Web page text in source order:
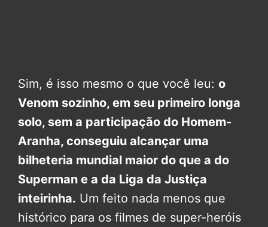
Sim, é isso mesmo o que você leu: o
Venom sozinho, em seu primeiro longa
solo, sem a participação do Homem-
Aranha, conseguiu alcançar uma
bilheteria mundial maior do que a do
Superman e a da Liga da Justiça
inteirinha. Um feito nada menos que
histórico para os filmes de super-heróis